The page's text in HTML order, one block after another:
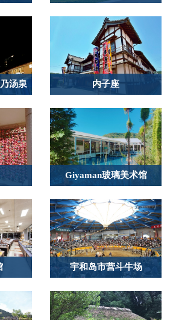
汤泉 内子座
Giyaman玻璃美术馆
宇和岛市营斗牛场